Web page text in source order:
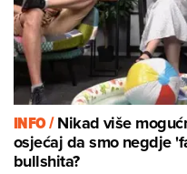
INFO /Nikad više
osjećaj da smo negdje
bullshita?